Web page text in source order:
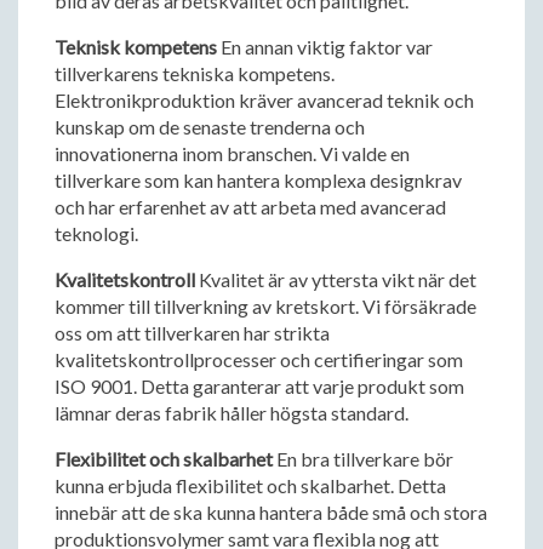
Teknisk kompetens En annan viktig faktor var
tillverkarens tekniska kompetens.
Elektronikproduktion kräver avancerad teknik och
kunskap om de senaste trenderna och
innovationerna inom branschen. Vi valde en
tillverkare som kan hantera komplexa designkrav
och har erfarenhet av att arbeta med avancerad
teknologi.
Kvalitetskontroll Kvalitet är av yttersta vikt när det
kommer till tillverkning av kretskort. Vi försäkrade
oss om att tillverkaren har strikta
kvalitetskontrollprocesser och certifieringar som
ISO 9001. Detta garanterar att varje produkt som
lämnar deras fabrik håller högsta standard.
Flexibilitet och skalbarhetEn bra tillverkare bör
kunna erbjuda flexibilitet och skalbarhet. Detta
innebär att de ska kunna hantera både små och stora
produktionsvolymer samt vara flexibla nog att